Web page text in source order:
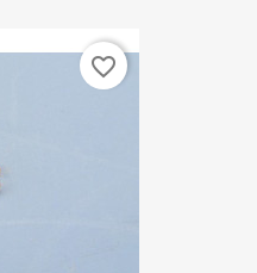
favorite_border